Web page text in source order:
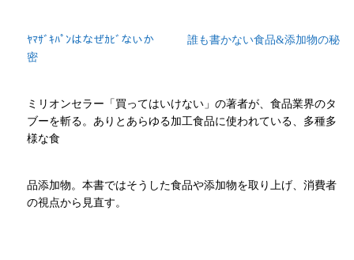
ﾔﾏｻﾞｷﾊﾟﾝはなぜｶﾋﾞないか 誰も書かない食品&添加物の秘
密
ミリオンセラー「買ってはいけない」の著者が、食品業界のタ
ブーを斬る。ありとあらゆる加工食品に使われている、多種多
様な食
品添加物。本書ではそうした食品や添加物を取り上げ、消費者
の視点から見直す。